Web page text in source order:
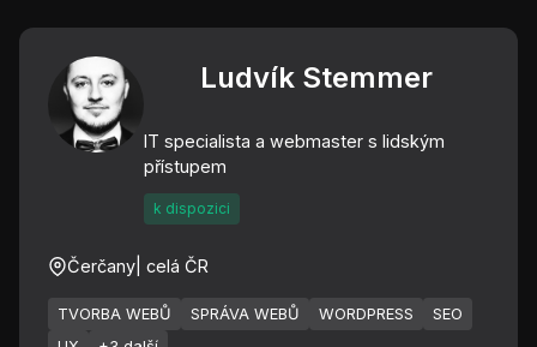
Ludvík Stemmer
IT specialista a webmaster s lidským
přístupem
k dispozici
Čerčany | celá ČR
TVORBA WEBŮ SPRÁVA WEBŮ WORDPRESS
SEO